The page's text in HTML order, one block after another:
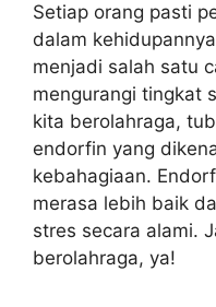
Setiap orang pasti
dalam
menjadi salah satu
mengurangi tingkat
kita berolahraga,
endorfin yang
kebahagiaan.
merasa lebih baik
stres secara alami.
berolahraga, ya!